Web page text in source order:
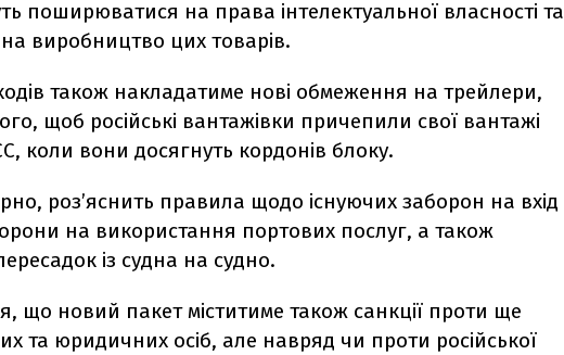
поширюватися на права інтелектуальної власності та
на виробництво цих товарів.
також накладатиме нові обмеження на трейлери,
щоб російські вантажівки причепили свої вантажі
коли вони досягнуть кордонів блоку.
роз’яснить правила щодо існуючих заборон на вхід
на використання портових послуг, а також
із судна на судно.
що новий пакет міститиме також санкції проти ще
та юридичних осіб, але навряд чи проти російської